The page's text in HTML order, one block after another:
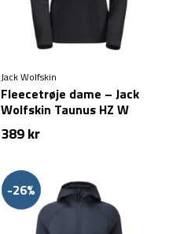
Jack Wolfskin
Fleecetrøje dame – Jack
Wolfskin Taunus HZ W
389kr
-26%